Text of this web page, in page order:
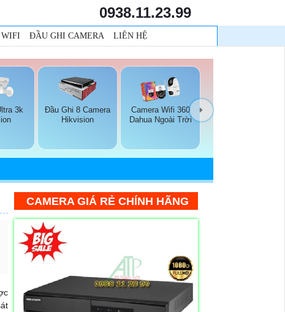
0938.11.23.99
ĐẦU GHI CAMERA LIÊN HỆ
3k
Đầu Ghi 8 Camera
Hikvision
Camera Wifi 360
Dahua Ngoài Trời
CAMERA GIÁ RẺ CHÍNH HÃNG